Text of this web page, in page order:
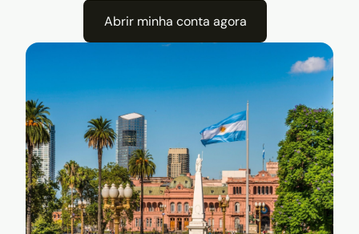
Abrir minha conta agora